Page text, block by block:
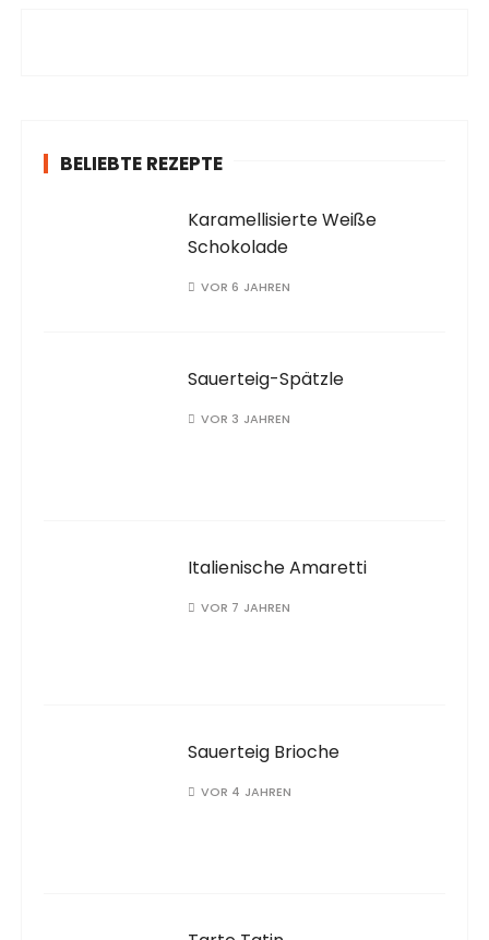
BELIEBTE REZEPTE
Karamellisierte Weiße
Schokolade
VOR 6 JAHREN
Sauerteig-Spätzle
VOR 3 JAHREN
Italienische Amaretti
VOR 7 JAHREN
Sauerteig Brioche
VOR 4 JAHREN